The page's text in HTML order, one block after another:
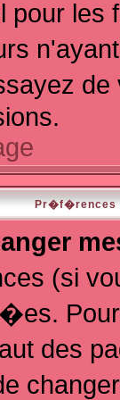
les
de
Pr�f�rences
(si
des